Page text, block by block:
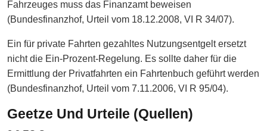
Fahrzeuges muss das Finanzamt beweisen
(Bundesfinanzhof, Urteil vom 18.12.2008, VI R 34/07).
Ein für private Fahrten gezahltes Nutzungsentgelt ersetzt
nicht die Ein-Prozent-Regelung. Es sollte daher für die
Ermittlung der Privatfahrten ein Fahrtenbuch geführt werden
(Bundesfinanzhof, Urteil vom 7.11.2006, VI R 95/04).
Geetze Und Urteile (Quellen)